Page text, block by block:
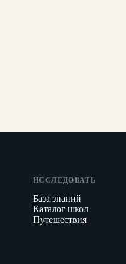
ИССЛЕДОВАТЬ
База знаний
Каталог школ
Путешествия